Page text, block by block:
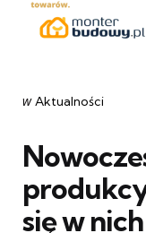
Categories
post
w Aktualności
się w